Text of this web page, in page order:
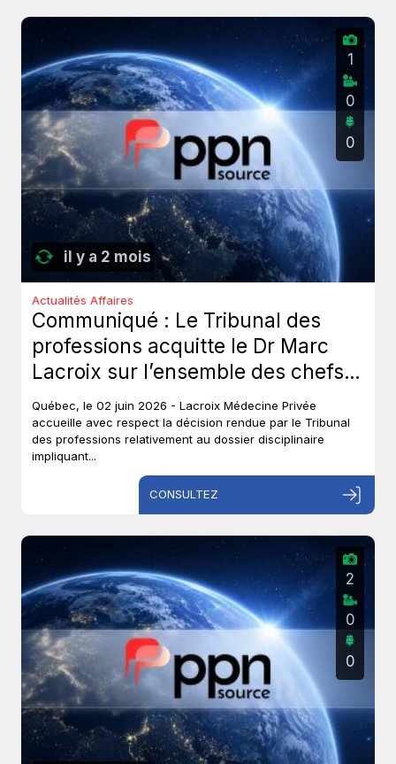
il y a 2 mois
1
0
0
Actualités Affaires
Communiqué : Le Tribunal des
professions acquitte le Dr Marc
Lacroix sur l’ensemble des chefs
et met un terme à près de six ans
de procédures disciplinaires.
Québec, le 02 juin 2026 - Lacroix Médecine Privée
accueille avec respect la décision rendue par le Tribunal
des professions relativement au dossier disciplinaire
impliquant...
CONSULTEZ
2
0
0